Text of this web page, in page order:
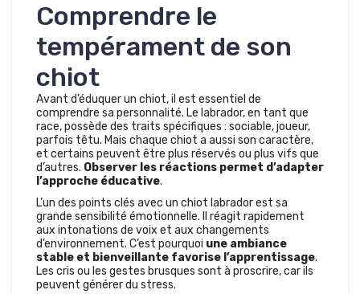
Comprendre le
tempérament de son
chiot
Avant d’éduquer un chiot, il est essentiel de
comprendre sa personnalité. Le labrador, en tant que
race, possède des traits spécifiques : sociable, joueur,
parfois têtu. Mais chaque chiot a aussi son caractère,
et certains peuvent être plus réservés ou plus vifs que
d’autres. Observer les réactions permet d’adapter
l’approche éducative.
L’un des points clés avec un chiot labrador est sa
grande sensibilité émotionnelle. Il réagit rapidement
aux intonations de voix et aux changements
d’environnement. C’est pourquoi une ambiance
stable et bienveillante favorise l’apprentissage.
Les cris ou les gestes brusques sont à proscrire, car ils
peuvent générer du stress.